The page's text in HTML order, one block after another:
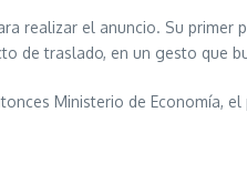
realizar el anuncio. Su
de traslado, en un gesto
Ministerio de Economía,